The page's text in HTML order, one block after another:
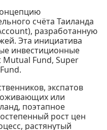
счёта Таиланда
разработанную
Эта инициатива
инвестиционные
Fund, Super
экспатов
или
поэтапное
рост цен
растянутый